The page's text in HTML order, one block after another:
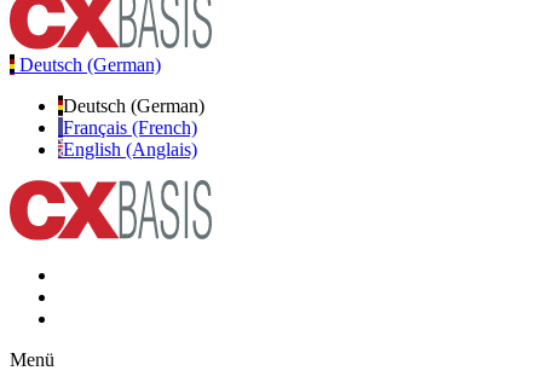
Deutsch (German)
Deutsch (German)
Français (French)
English (Anglais)
Menü